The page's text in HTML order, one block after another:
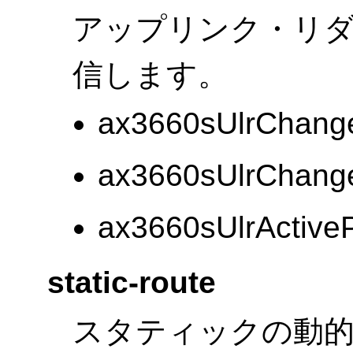
アップリンク・リ
信します。
static-route
スタティックの動